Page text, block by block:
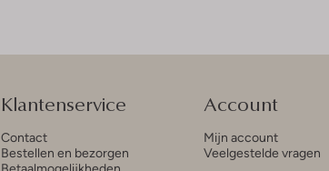
Klantenservice
Contact
Bestellen en bezorgen
Betaalmogelijkheden
Account
Mijn account
Veelgestelde vragen